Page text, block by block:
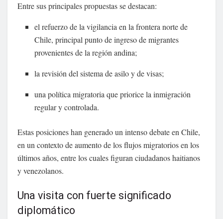
Entre sus principales propuestas se destacan:
el refuerzo de la vigilancia en la frontera norte de
Chile, principal punto de ingreso de migrantes
provenientes de la región andina;
la revisión del sistema de asilo y de visas;
una política migratoria que priorice la inmigración
regular y controlada.
Estas posiciones han generado un intenso debate en Chile,
en un contexto de aumento de los flujos migratorios en los
últimos años, entre los cuales figuran ciudadanos haitianos
y venezolanos.
Una visita con fuerte significado
diplomático